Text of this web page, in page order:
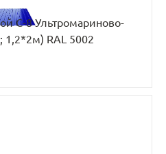
С-8 Ультромариново-
RAL 5002